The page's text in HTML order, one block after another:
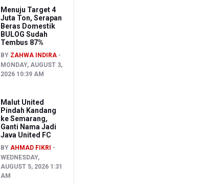
Menuju Target 4
Juta Ton, Serapan
Beras Domestik
BULOG Sudah
Tembus 87%
BY ZAHWA INDIRA
MONDAY, AUGUST 3,
2026 10:39 AM
Malut United
Pindah Kandang
ke Semarang,
Ganti Nama Jadi
Java United FC
BY AHMAD FIKRI
WEDNESDAY,
AUGUST 5, 2026 1:31
AM